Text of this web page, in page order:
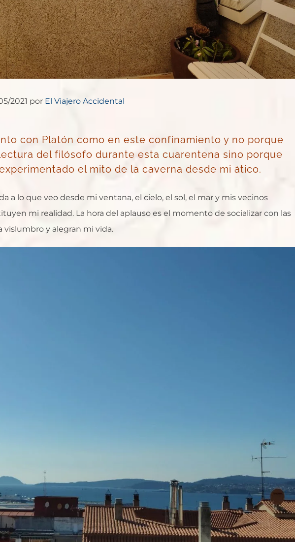
2021 por El Viajero Accidental
con Platón como en este confinamiento y no porque
del filósofo durante esta cuarentena sino porque
el mito de la caverna desde mi ático.
a lo que veo desde mi ventana, el cielo, el sol, el mar y mis vecinos
mi realidad. La hora del aplauso es el momento de socializar con las
vislumbro y alegran mi vida.